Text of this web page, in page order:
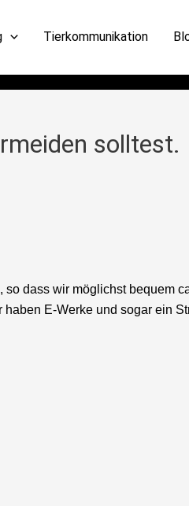
Tierkommunikation
solltest.
dass wir möglichst bequem
E-Werke und sogar ein